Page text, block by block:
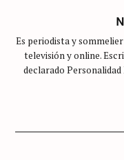
a
r
Es periodista y
televisión y online.
declarado Personalidad